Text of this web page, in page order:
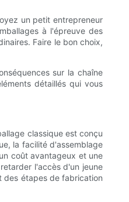
un petit entrepreneur
à l'épreuve des
Faire le bon choix,
sur la chaîne
détaillés qui vous
classique est conçu
la facilité d'assemblage
coût avantageux et une
l'accès d'un jeune
des étapes de fabrication